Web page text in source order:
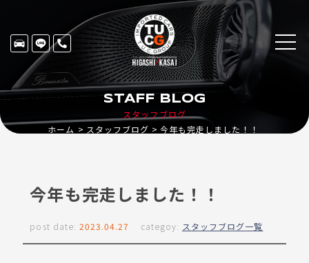
スタッフブログ
STAFF BLOG
ホーム スタッフブログ 今年も完走しました！！
今年も完走しました！！
post date: 2023.04.27 categoy: スタッフブログ一覧